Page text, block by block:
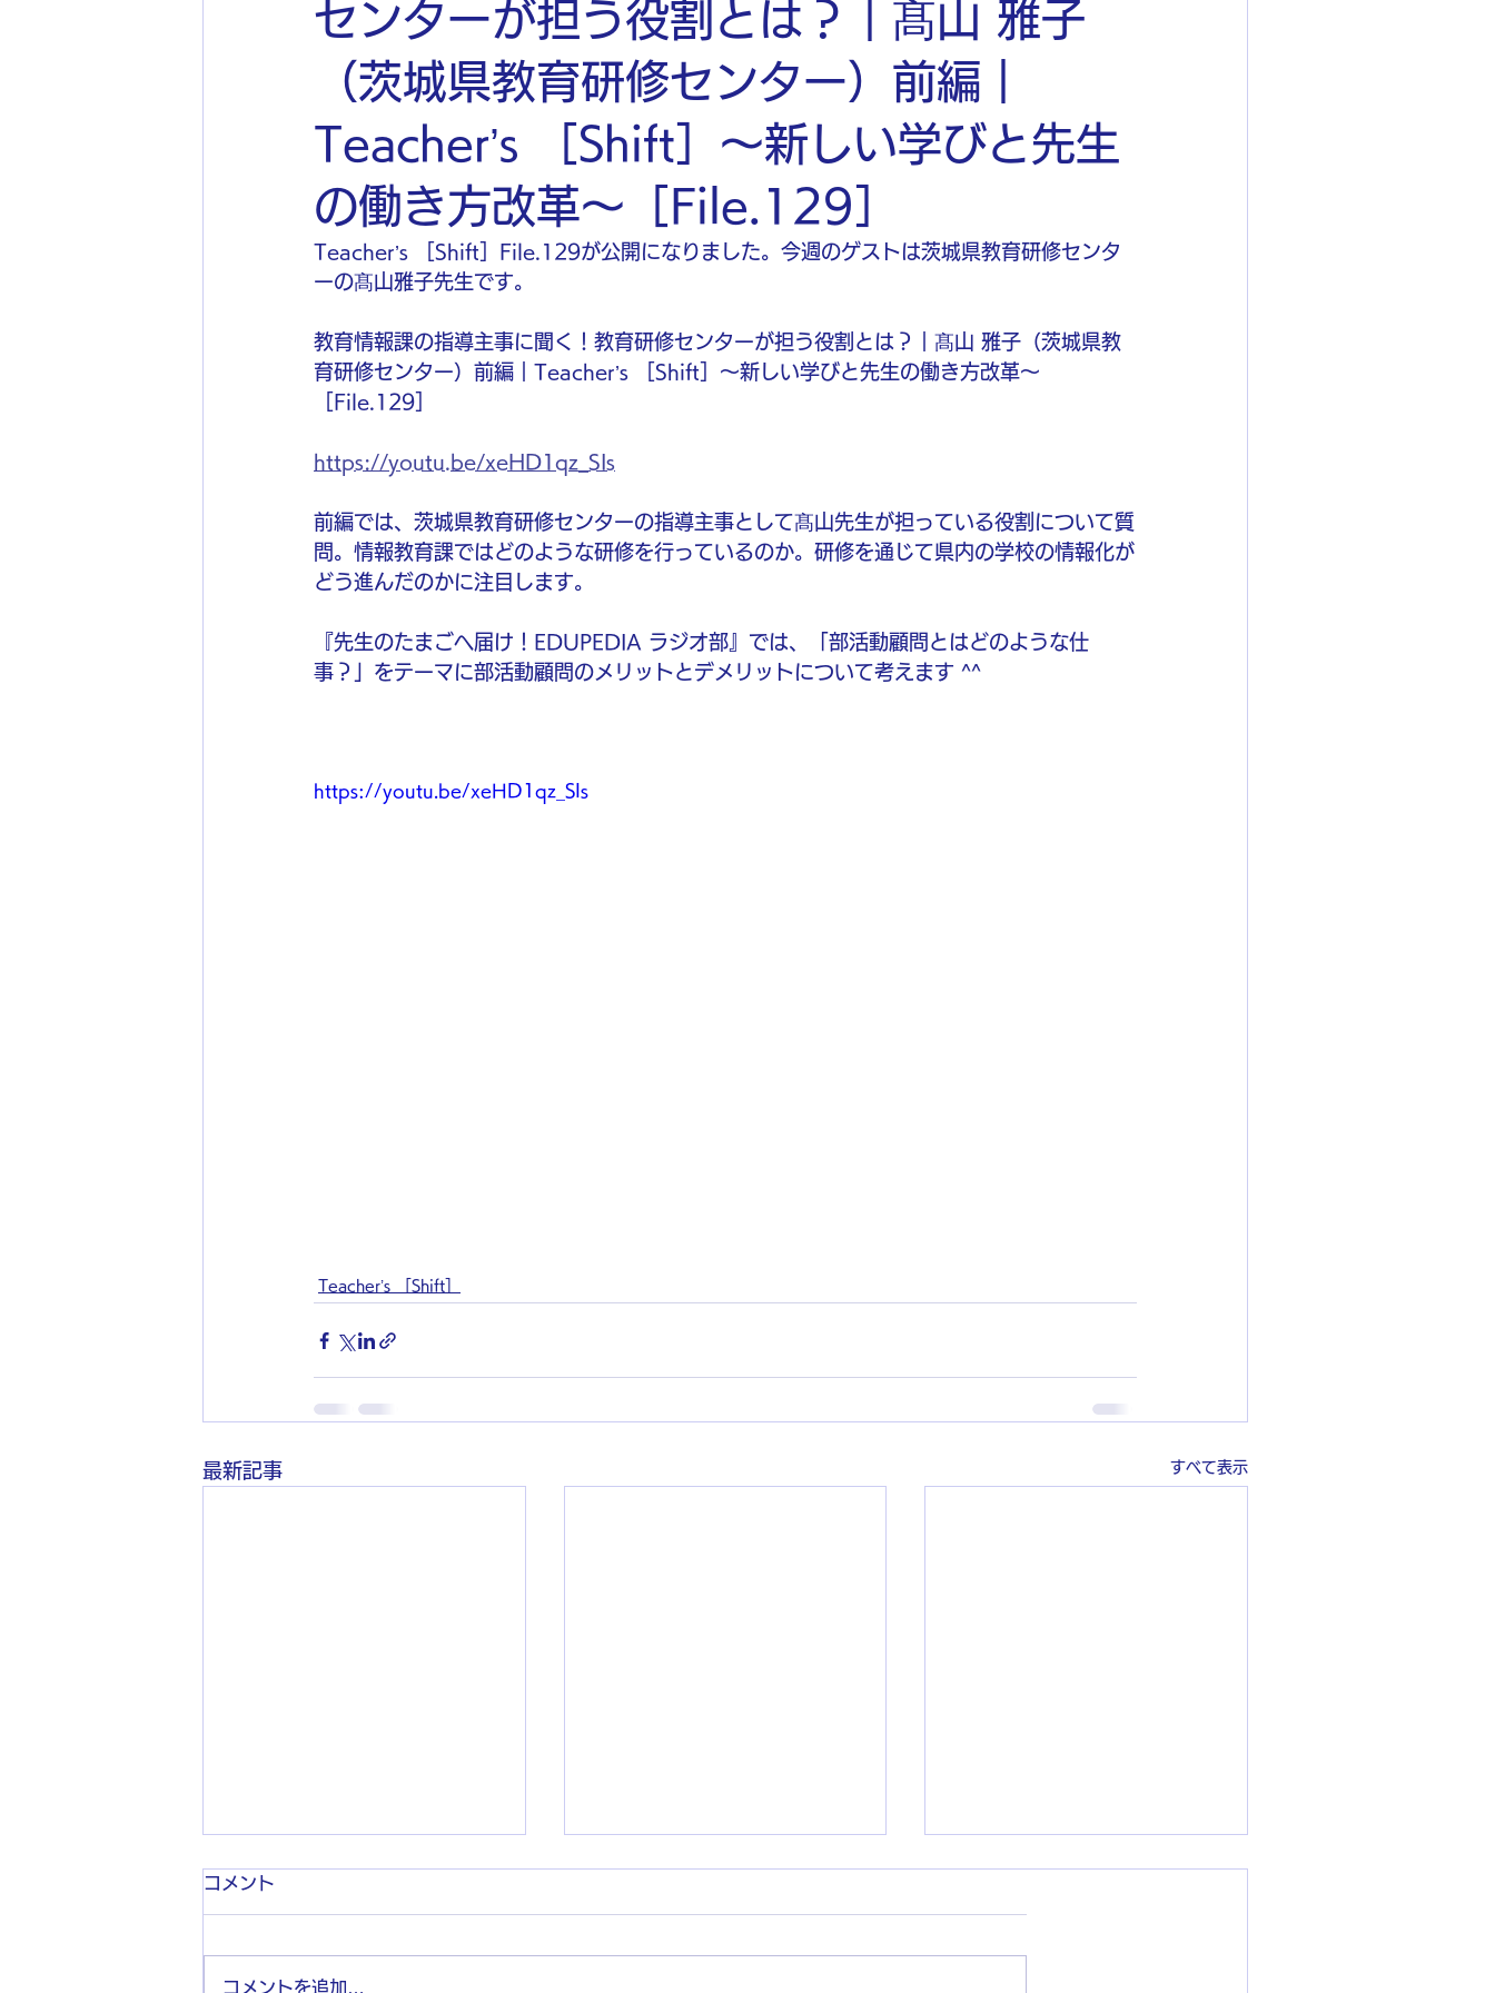
センターが担う役割とは？｜髙山 雅子
（茨城県教育研修センター）前編｜
Teacher’s ［Shift］〜新しい学びと先生
の働き方改革〜［File.129］
Teacher’s ［Shift］File.129が公開になりました。今週のゲストは茨城県教育研修センタ
ーの髙山雅子先生です。
教育情報課の指導主事に聞く！教育研修センターが担う役割とは？｜髙山 雅子（茨城県教
育研修センター）前編｜Teacher’s ［Shift］〜新しい学びと先生の働き方改革〜
［File.129］
https://youtu.be/xeHD1qz_SIs
前編では、茨城県教育研修センターの指導主事として髙山先生が担っている役割について質
問。情報教育課ではどのような研修を行っているのか。研修を通じて県内の学校の情報化が
どう進んだのかに注目します。
『先生のたまごへ届け！EDUPEDIA ラジオ部』では、「部活動顧問とはどのような仕
事？」をテーマに部活動顧問のメリットとデメリットについて考えます ^^
https://youtu.be/xeHD1qz_SIs
Teacher’s ［Shift］
最新記事 すべて表示
コメント
コメントを追加…